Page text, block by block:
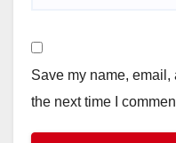
Save my name,
the next time I